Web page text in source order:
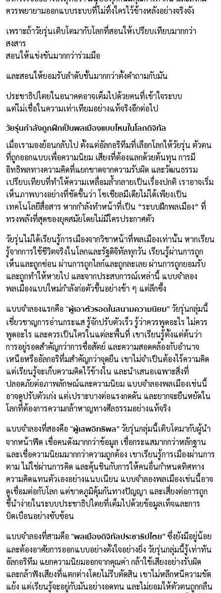
ควรพยายามออกแบบระบบที่ไม่ทิ้งใครไว้ข้างหลังอย่างจริงจัง
เพราะถ้าวัยรุ่นเติบโตมากับโลกที่สอนให้เปรียบเทียบมากกว่า
สงสาร
สอนให้แข่งขันมากกว่าร่วมมือ
และสอนให้ยอมรับลำดับชั้นมากกว่าตั้งคำถามกับมัน
ประชาธิปไตยในอนาคตอาจเต็มไปด้วยคนที่เข้าใจระบบ
แต่ไม่เชื่อในความเท่าเทียมอย่างแท้จริงอีกต่อไป
วัยรุ่นกำลังถูกฝึกเป็นพลเมืองแบบไหนในโลกดิจิทัล
เมื่อเรามองย้อนกลับไป ตั้งแต่อัลกอริทึมที่เลือกโลกให้วัยรุ่น ตัวตน
ที่ถูกออกแบบเพื่อความนิยม เสียงที่ต้องแลกด้วยต้นทุน การมี
อิทธิพลทางความคิดที่แยกขาดจากความรับผิด และวัฒนธรรม
เปรียบเทียบที่ทำให้ความเหลื่อมล้ำกลายเป็นเรื่องปกติ เราอาจเริ่ม
เห็นภาพบางอย่างที่ชัดขึ้นว่า โซเชียลมีเดียไม่ได้เพียงเป็น
เทคโนโลยีสื่อสาร หากกำลังทำหน้าที่เป็น “ระบบฝึกพลเมือง” ที่
ทรงพลังที่สุดของยุคสมัยโดยไม่มีใครประกาศตัว
วัยรุ่นไม่ได้เรียนรู้การเมืองจากวิชาหน้าที่พลเมืองเท่านั้น หากเรียน
รู้จากการใช้ชีวิตจริงในโลกและรัฐดิจิทัลทุกวัน เรียนรู้ผ่านการถูก
เห็นและถูกซ่อน ผ่านการถูกไลก์และถูกละเลย ผ่านการถูกยอมรับ
และถูกทำให้หายไป และจากประสบการณ์เหล่านี้ แบบจำลอง
พลเมืองแบบใหม่กำลังก่อตัวขึ้นอย่างช้า ๆ แต่ลึกซึ้ง
แบบจำลองแรกคือ “ผู้เอาตัวรอดในสนามความนิยม”วัยรุ่นกลุ่มนี้
เชี่ยวชาญการอ่านกระแส รู้จักปรับตัวเร็ว รู้ว่าควรพูดอะไร ไม่ควร
พูดอะไร และควรเป็นใครในแต่ละพื้นที่ เขาเรียนรู้ตั้งแต่ต้นว่า
การอยู่รอดสำคัญกว่าการซื่อสัตย์ และความสอดคล้องกับอำนาจ
เหนือหรืออัลกอริทึ่มสำคัญกว่าจุดยืน เขาไม่จำเป็นต้องไร้ความคิด
แต่เรียนรู้จะเก็บความคิดไว้ข้างใน และนำเสนอเฉพาะสิ่งที่
ปลอดภัยต่อภาพลักษณ์และความนิยม แบบจำลองพลเมืองเช่นนี้
อาจดูปรับตัวเก่ง แต่เปราะบางต่อแรงกดดัน และยากจะยืนหยัดใน
โลกที่ต้องการความกล้าหาญทางศีลธรรมอย่างแท้จริง
แบบจำลองที่สองคือ “ผู้เสพอิทธิพล”วัยรุ่นกลุ่มนี้เติบโตมากับผู้นำ
จากหน้าฟีด เชื่อคนดังมากกว่าข้อมูล เชื่อกระแสมากกว่าหลักฐาน
และเชื่อความนิยมมากกว่าความถูกต้อง เขาเรียนรู้การเมืองผ่านการ
ตาม ไม่ใช่ผ่านการคิด และคุ้นชินกับการให้คนอื่นกำหนดทิศทาง
ความคิดแทนตัวเองอย่างแนบเนียน แบบจำลองพลเมืองเช่นนี้อาจ
ดูเชื่อมต่อกับโลก แต่ขาดภูมิคุ้มกันทางปัญญา และเสี่ยงต่อการถูก
ชี้นำง่ายในระบบประชาธิปไตยที่เต็มไปด้วยข้อมูลเท็จและการ
บิดเบือนอย่างซับซ้อน
แบบจำลองที่สามคือ “พลเมืองดิจิทัลประชาธิปไตย”ซึ่งยังมีอยู่น้อย
และต้องอาศัยการออกแบบอย่างตั้งใจอย่างยิ่ง วัยรุ่นกลุ่มนี้รู้เท่าทัน
อัลกอริทึม แยกความนิยมออกจากคุณค่า กล้าใช้เสียงอย่างรับผิด
และกล้าฟังเสียงที่แตกต่างโดยไม่รีบตัดสิน เขาไม่หลีกหนีความขัด
แย้ง แต่เรียนรู้จะอยู่กับมันอย่างอดทน และไม่ยอมให้ตัวตนถูกกลืน